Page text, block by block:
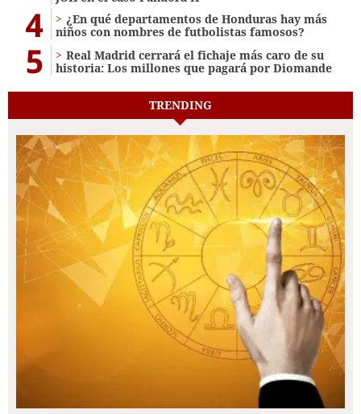
4
¿En qué departamentos de Honduras hay más
niños con nombres de futbolistas famosos?
5
Real Madrid cerrará el fichaje más caro de su
historia: Los millones que pagará por Diomande
TRENDING